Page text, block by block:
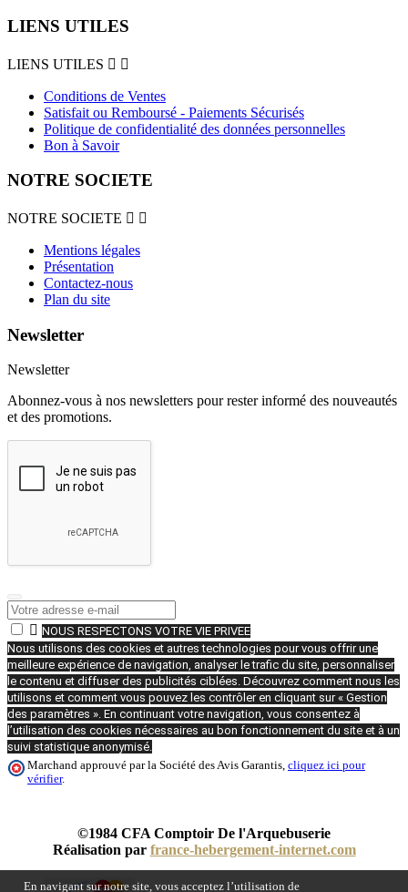
En navigant sur notre site, vous acceptez l’utilisation de
LIENS UTILES
LIENS UTILES  
Conditions de Ventes
Satisfait ou Remboursé - Paiements Sécurisés
Politique de confidentialité des données personnelles
Bon à Savoir
NOTRE SOCIETE
NOTRE SOCIETE  
Mentions légales
Présentation
Contactez-nous
Plan du site
Newsletter
Newsletter
Abonnez-vous à nos newsletters pour rester informé des nouveautés
et des promotions.
 NOUS RESPECTONS VOTRE VIE PRIVEE
Nous utilisons des cookies et autres technologies pour vous offrir une
meilleure expérience de navigation, analyser le trafic du site, personnaliser
le contenu et diffuser des publicités ciblées. Découvrez comment nous les
utilisons et comment vous pouvez les contrôler en cliquant sur « Gestion
des paramètres ». En continuant votre navigation, vous consentez à
l’utilisation des cookies nécessaires au bon fonctionnement du site et à un
suivi statistique anonymisé.
Marchand approuvé par la Société des Avis Garantis, cliquez ici pour
vérifier.
©1984 CFA Comptoir De l'Arquebuserie
Réalisation par france-hebergement-internet.com